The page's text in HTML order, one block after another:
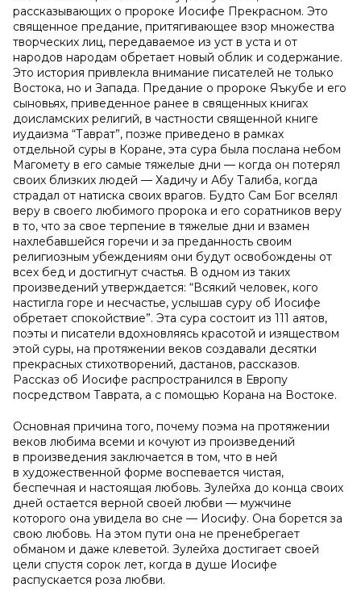
рассказывающих о пророке Иосифе Прекрасном. Это
священное предание, притягивающее взор множества
творческих лиц, передаваемое из уст в уста и от
народов народам обретает новый облик и содержание.
Это история привлекла внимание писателей не только
Востока, но и Запада. Предание о пророке Яъкубе и его
сыновьях, приведенное ранее в священных книгах
доисламских религий, в частности священной книге
иудаизма “Таврат”, позже приведено в рамках
отдельной суры в Коране, эта сура была послана небом
Магомету в его самые тяжелые дни — когда он потерял
своих близких людей — Хадичу и Абу Талиба, когда
страдал от натиска своих врагов. Будто Сам Бог вселял
веру в своего любимого пророка и его соратников веру
в то, что за свое терпение в тяжелые дни и взамен
нахлебавшейся горечи и за преданность своим
религиозным убеждениям они будут освобождены от
всех бед и достигнут счастья. В одном из таких
произведений утверждается: “Всякий человек, кого
настигла горе и несчастье, услышав суру об Иосифе
обретает спокойствие”. Эта сура состоит из 111 аятов,
поэты и писатели вдохновляясь красотой и изяществом
этой суры, на протяжении веков создавали десятки
прекрасных стихотворений, дастанов, рассказов.
Рассказ об Иосифе распространился в Европу
посредством Таврата, а с помощью Корана на Востоке.
Основная причина того, почему поэма на протяжении
веков любима всеми и кочуют из произведений
в произведения заключается в том, что в ней
в художественной форме воспевается чистая,
беспечная и настоящая любовь. Зулейха до конца своих
дней остается верной своей любви — мужчине
которого она увидела во сне — Иосифу. Она борется за
свою любовь. На этом пути она не пренебрегает
обманом и даже клеветой. Зулейха достигает своей
цели спустя сорок лет, когда в душе Иосифе
распускается роза любви.